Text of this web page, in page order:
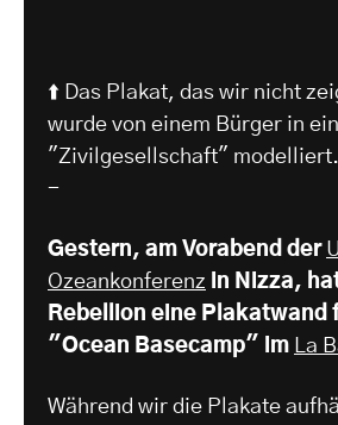
⬆️ Das Plakat, das wir nicht
wurde von einem Bürger in
"Zivilgesellschaft" modelliert.
-
Gestern, am Vorabend der
Ozeankonferenz in Nizza,
Rebellion eine Plakatwand
"Ocean Basecamp" im La
Während wir die Plakate